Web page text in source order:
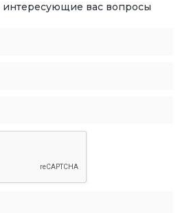
вас вопросы